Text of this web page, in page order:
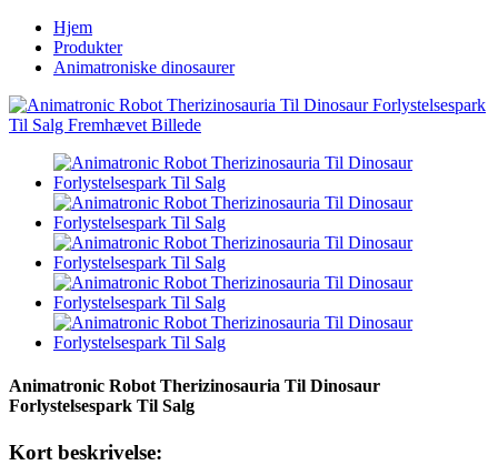
Hjem
Produkter
Animatroniske dinosaurer
Animatronic Robot Therizinosauria Til Dinosaur
Forlystelsespark Til Salg
Kort beskrivelse: